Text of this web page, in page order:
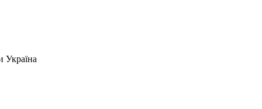
Україна